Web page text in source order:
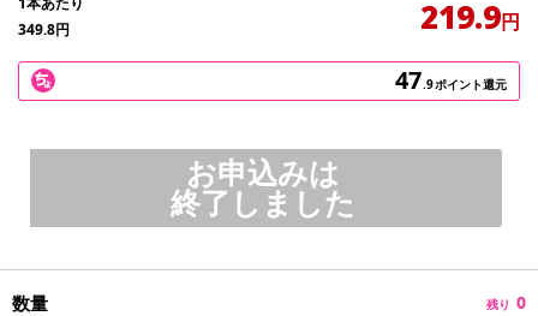
349.8円 219.9円
47.9ポイント還元
お申込みは
終了しました
数量 残り 0